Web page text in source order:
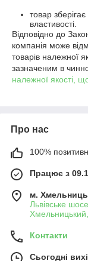
товар
властивості.
Відповідно до
компанія може
товарів належної
зазначеним в
належної якості,
Про нас
100%
Працює з
м.
Львівське
Контакти
Сьогодні